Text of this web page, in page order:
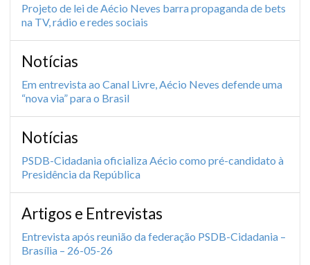
Projeto de lei de Aécio Neves barra propaganda de bets
na TV, rádio e redes sociais
Notícias
Em entrevista ao Canal Livre, Aécio Neves defende uma
“nova via” para o Brasil
Notícias
PSDB-Cidadania oficializa Aécio como pré-candidato à
Presidência da República
Artigos e Entrevistas
Entrevista após reunião da federação PSDB-Cidadania –
Brasília – 26-05-26